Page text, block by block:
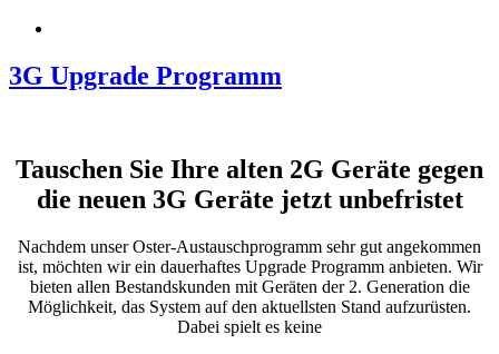
3G Upgrade Programm
Tauschen Sie Ihre alten 2G Geräte gegen
die neuen 3G Geräte jetzt unbefristet
Nachdem unser Oster-Austauschprogramm sehr gut angekommen
ist, möchten wir ein dauerhaftes Upgrade Programm anbieten. Wir
bieten allen Bestandskunden mit Geräten der 2. Generation die
Möglichkeit, das System auf den aktuellsten Stand aufzurüsten.
Dabei spielt es keine